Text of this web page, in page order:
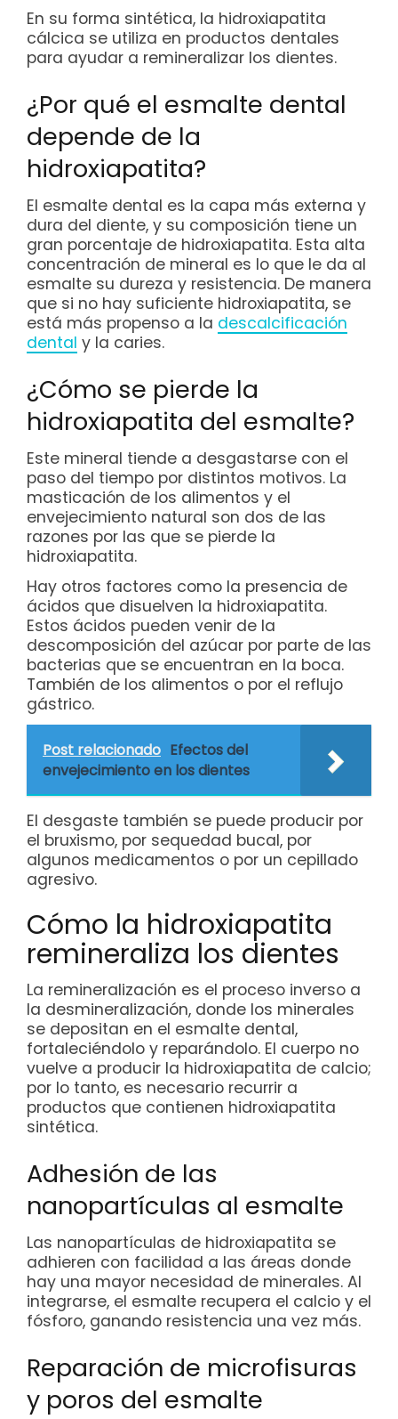
En su forma sintética, la hidroxiapatita
cálcica se utiliza en productos dentales
para ayudar a remineralizar los dientes.
¿Por qué el esmalte dental
depende de la
hidroxiapatita?
El esmalte dental es la capa más externa y
dura del diente, y su composición tiene un
gran porcentaje de hidroxiapatita. Esta alta
concentración de mineral es lo que le da al
esmalte su dureza y resistencia. De manera
que si no hay suficiente hidroxiapatita, se
está más propenso a la descalcificación
dental y la caries.
¿Cómo se pierde la
hidroxiapatita del esmalte?
Este mineral tiende a desgastarse con el
paso del tiempo por distintos motivos. La
masticación de los alimentos y el
envejecimiento natural son dos de las
razones por las que se pierde la
hidroxiapatita.
Hay otros factores como la presencia de
ácidos que disuelven la hidroxiapatita.
Estos ácidos pueden venir de la
descomposición del azúcar por parte de las
bacterias que se encuentran en la boca.
También de los alimentos o por el reflujo
gástrico.
Post relacionado Efectos del
envejecimiento en los dientes
El desgaste también se puede producir por
el bruxismo, por sequedad bucal, por
algunos medicamentos o por un cepillado
agresivo.
Cómo la hidroxiapatita
remineraliza los dientes
La remineralización es el proceso inverso a
la desmineralización, donde los minerales
se depositan en el esmalte dental,
fortaleciéndolo y reparándolo. El cuerpo no
vuelve a producir la hidroxiapatita de calcio;
por lo tanto, es necesario recurrir a
productos que contienen hidroxiapatita
sintética.
Adhesión de las
nanopartículas al esmalte
Las nanopartículas de hidroxiapatita se
adhieren con facilidad a las áreas donde
hay una mayor necesidad de minerales. Al
integrarse, el esmalte recupera el calcio y el
fósforo, ganando resistencia una vez más.
Reparación de microfisuras
y poros del esmalte